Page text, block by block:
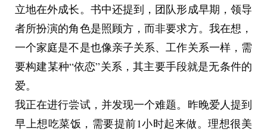
立地在外成长。书中还提到，团队形成早期，领导
者所扮演的角色是照顾方，而非要求方。我在想，
一个家庭是不是也像亲子关系、工作关系一样，需
要构建某种“依恋”关系，其主要手段就是无条件的
爱。
我正在进行尝试，并发现一个难题。昨晚爱人提到
早上想吃菜饭，需要提前1小时起来做。理想很美